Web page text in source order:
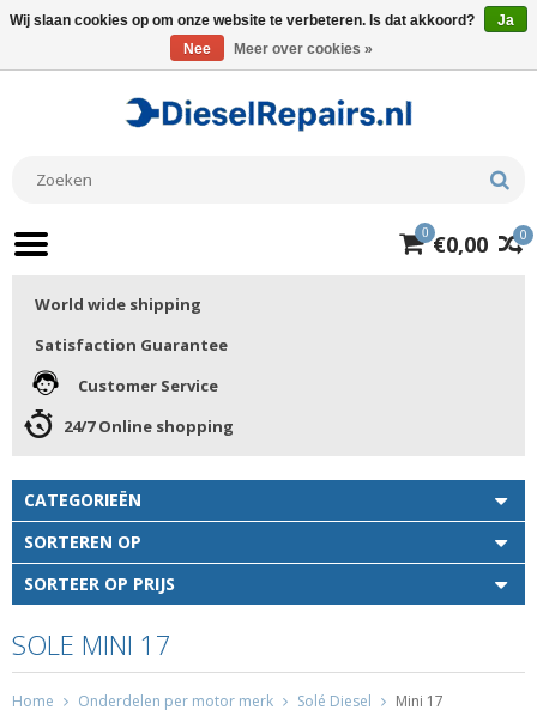
0
0 €0,00
World wide shipping
Satisfaction Guarantee
Customer Service
24/7 Online shopping
CATEGORIEËN
SORTEREN OP
SORTEER OP PRIJS
SOLE MINI 17
Home Onderdelen per motor merk Solé Diesel Mini 17
Wij slaan cookies op om onze website te verbeteren. Is dat akkoord?
Ja
Nee
Meer over cookies »